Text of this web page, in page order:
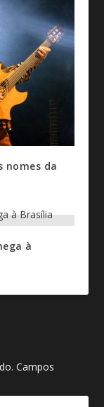
nomes da
à
Campos